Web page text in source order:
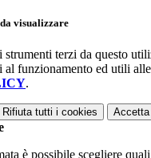
visualizzare
strumenti terzi da questo
al funzionamento ed utili
.
Rifiuta tutti i cookies
è possibile scegliere